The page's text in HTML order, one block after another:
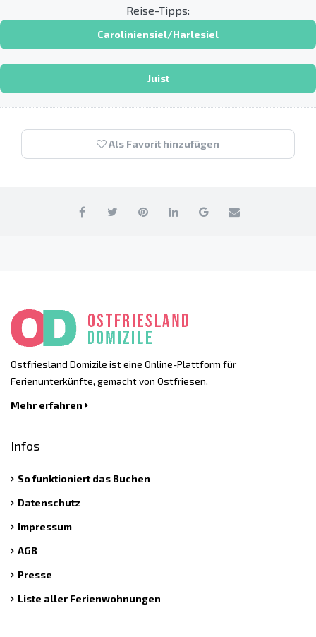
Reise-Tipps:
Caroliniensiel/Harlesiel
Juist
Als Favorit hinzufügen
Ostfriesland Domizile ist eine Online-Plattform für
Ferienunterkünfte, gemacht von Ostfriesen.
Mehr erfahren
Infos
So funktioniert das Buchen
Datenschutz
Impressum
AGB
Presse
Liste aller Ferienwohnungen